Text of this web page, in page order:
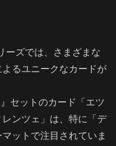
ーズでは、さまざまな
るユニークなカードが
セットのカード「エツ
ンツェ」は、特に「デ
ットで注目されていま